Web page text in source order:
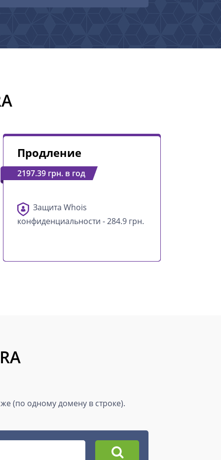
Продление
2197.39 грн. в год
Защита Whois
конфиденциальности - 284.9 грн.
(по одному домену в строке).